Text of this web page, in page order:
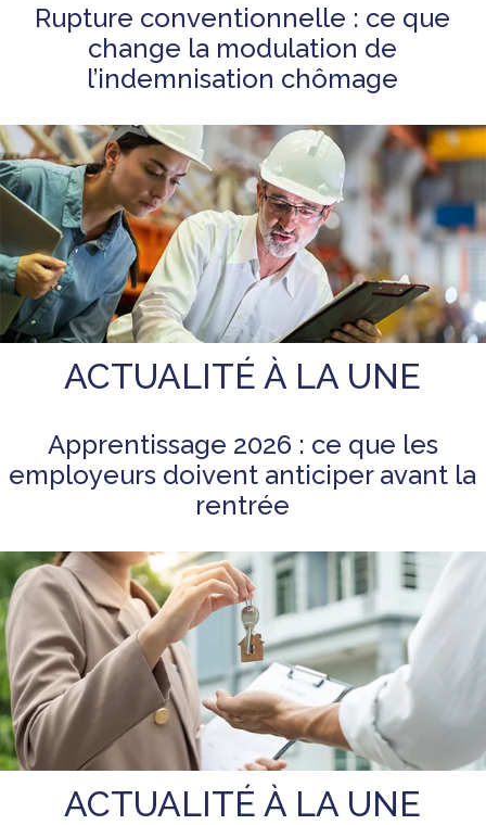
Rupture conventionnelle : ce que
change la modulation de
l’indemnisation chômage
ACTUALITÉ À LA UNE
Apprentissage 2026 : ce que les
employeurs doivent anticiper avant la
rentrée
ACTUALITÉ À LA UNE